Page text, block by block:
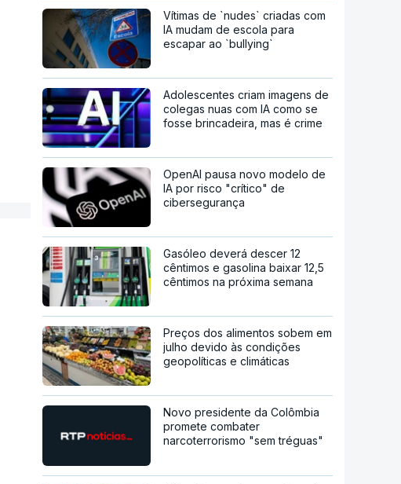
Vítimas de `nudes` criadas com
IA mudam de escola para
escapar ao `bullying`
Adolescentes criam imagens de
colegas nuas com IA como se
fosse brincadeira, mas é crime
OpenAI pausa novo modelo de
IA por risco "crítico" de
cibersegurança
Gasóleo deverá descer 12
cêntimos e gasolina baixar 12,5
cêntimos na próxima semana
Preços dos alimentos sobem em
julho devido às condições
geopolíticas e climáticas
Novo presidente da Colômbia
promete combater
narcoterrorismo "sem tréguas"